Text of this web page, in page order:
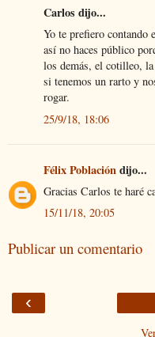
Carlos dijo...
Yo te prefiero contando
así no haces público
los demás, el cotilleo,
si tenemos un rarto y
rogar.
25/9/18, 18:06
Félix Poblacióndijo...
Gracias Carlos te haré
15/11/18, 20:05
Publicar un comentario
‹